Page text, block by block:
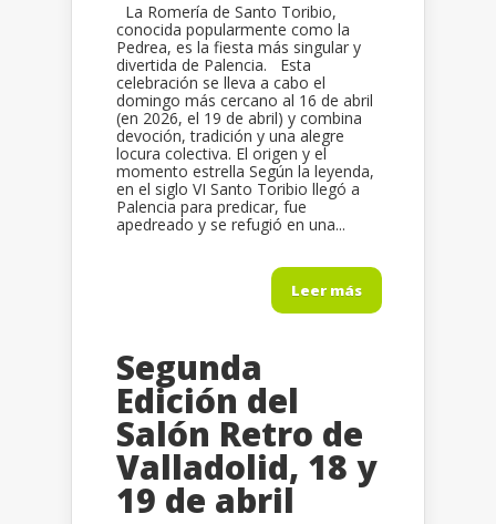
La Romería de Santo Toribio,
conocida popularmente como la
Pedrea, es la fiesta más singular y
divertida de Palencia. Esta
celebración se lleva a cabo el
domingo más cercano al 16 de abril
(en 2026, el 19 de abril) y combina
devoción, tradición y una alegre
locura colectiva. El origen y el
momento estrella Según la leyenda,
en el siglo VI Santo Toribio llegó a
Palencia para predicar, fue
apedreado y se refugió en una...
Leer más
Segunda
Edición del
Salón Retro de
Valladolid, 18 y
19 de abril